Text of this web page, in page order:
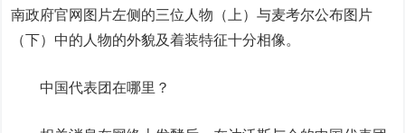
南政府官网图片左侧的三位人物（上）与麦考尔公布图片
（下）中的人物的外貌及着装特征十分相像。
中国代表团在哪里？